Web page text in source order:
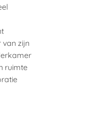
zijn
ruimte